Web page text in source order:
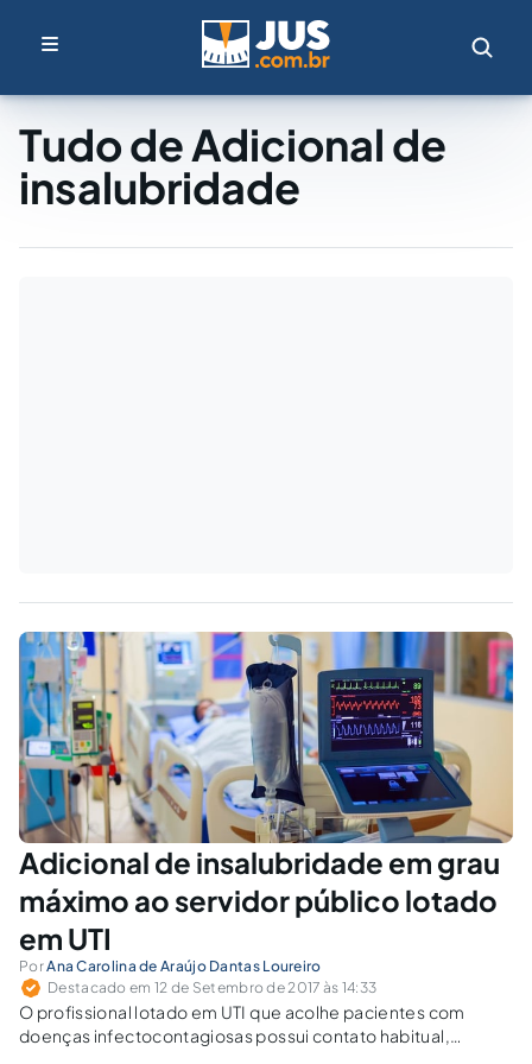
Tudo de Adicional de
insalubridade
Adicional de insalubridade em grau
máximo ao servidor público lotado
em UTI
PorAna Carolina de Araújo Dantas Loureiro
Destacado em 12 de Setembro de 2017 às 14:33
O profissional lotado em UTI que acolhe pacientes com
doenças infectocontagiosas possui contato habitual,